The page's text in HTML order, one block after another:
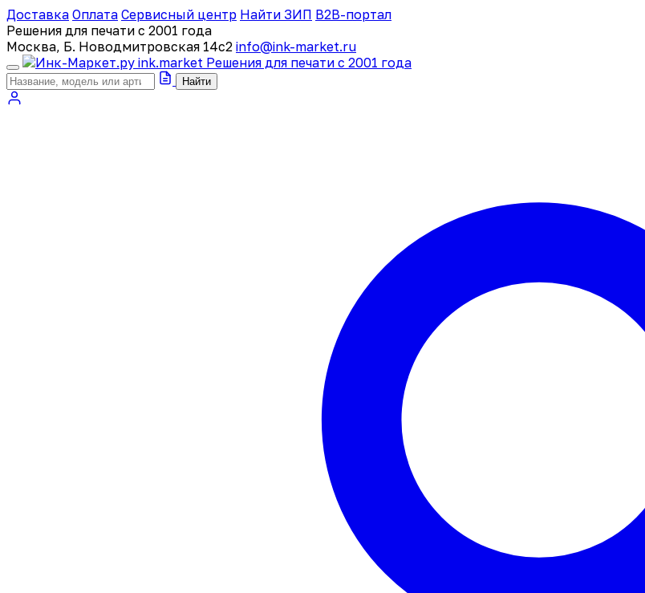
Доставка Оплата Сервисный центр Найти ЗИП B2B-портал
Решения для печати с 2001 года
Москва, Б. Новодмитровская 14с2 info@ink-market.ru
ink.market Решения для печати с 2001 года
Найти